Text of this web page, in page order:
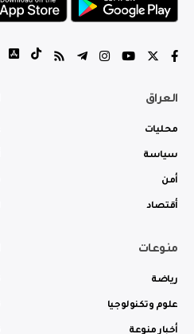
العراق
محليات
سياسة
أمن
أقتصاد
منوعات
رياضة
علوم وتكنولوجيا
أخبار منوعة